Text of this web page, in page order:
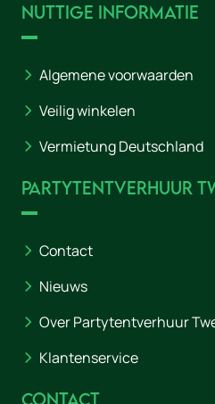
Nuttige informatie
Algemene voorwaarden
Veilig winkelen
Vermietung Deutschland
Partytentverhuur
Contact
Nieuws
Over Partytentverhuur
Klantenservice
Contact